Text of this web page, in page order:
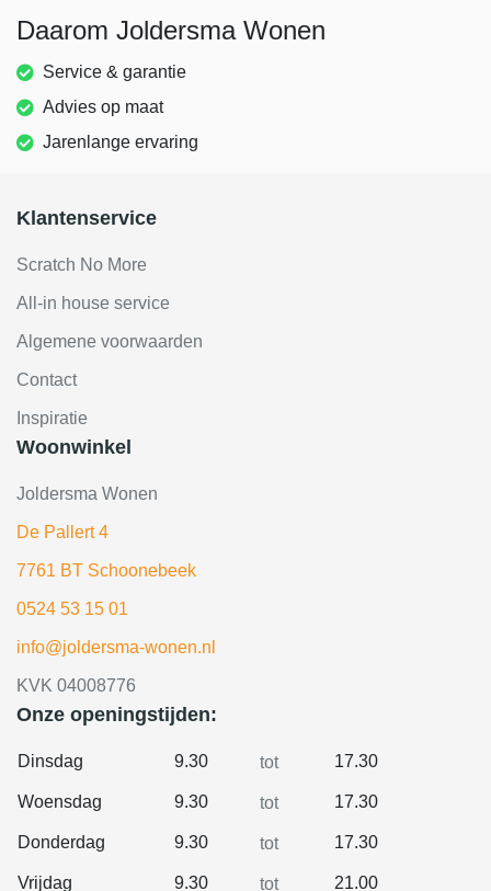
Daarom Joldersma Wonen
Service & garantie
Advies op maat
Jarenlange ervaring
Klantenservice
Scratch No More
All-in house service
Algemene voorwaarden
Contact
Inspiratie
Woonwinkel
Joldersma Wonen
De Pallert 4
7761 BT Schoonebeek
0524 53 15 01
info@joldersma-wonen.nl
KVK 04008776
Onze openingstijden:
Dinsdag 9.30 tot 17.30
Woensdag 9.30 tot 17.30
Donderdag 9.30 tot 17.30
Vrijdag 9.30 tot 21.00